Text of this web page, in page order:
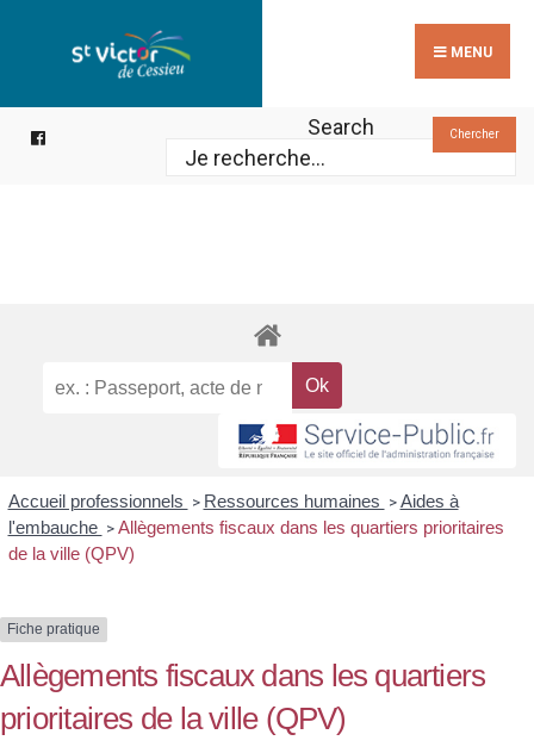
MENU
Search Chercher
Accueil professionnels > Ressources humaines > Aides à
l'embauche > Allègements fiscaux dans les quartiers prioritaires
de la ville (QPV)
Fiche pratique
Allègements fiscaux dans les quartiers
prioritaires de la ville (QPV)
for: